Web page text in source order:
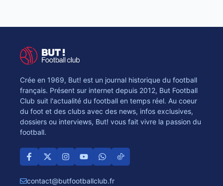
Crée en 1969, But! est un journal historique du football
français. Présent sur internet depuis 2012, But Football
Club suit l'actualité du football en temps réel. Au coeur
du foot et des clubs avec des news, infos exclusives,
dossiers ou interviews, But! vous fait vivre la passion du
football.
contact@butfootballclub.fr